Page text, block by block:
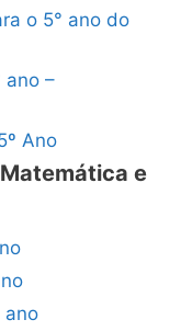
o 5° ano do
ano –
Ano
e
ano